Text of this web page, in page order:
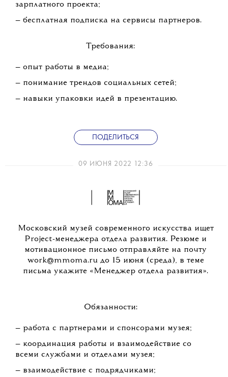
зарплатного проекта;
— бесплатная подписка на сервисы партнеров.
Требования:
— опыт работы в медиа;
— понимание трендов социальных сетей;
— навыки упаковки идей в презентацию.
ПОДЕЛИТЬСЯ
09 ИЮНЯ 2022 12:36
Московский музей современного искусства ищет
Рroject-менеджера отдела развития. Резюме и
мотивационное письмо отправляйте на почту
work@mmoma.ru до 15 июня (среда), в теме
письма укажите «Менеджер отдела развития».
Обязанности:
— работа с партнерами и спонсорами музея;
— координация работы и взаимодействие со
всеми службами и отделами музея;
— взаимодействие с подрядчиками;